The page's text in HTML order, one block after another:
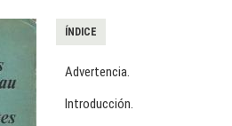
ÍNDICE
Advertencia.
Introducción.